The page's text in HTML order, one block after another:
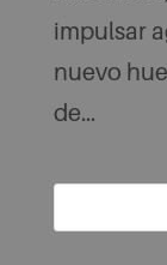
impulsar
nuevo
de...